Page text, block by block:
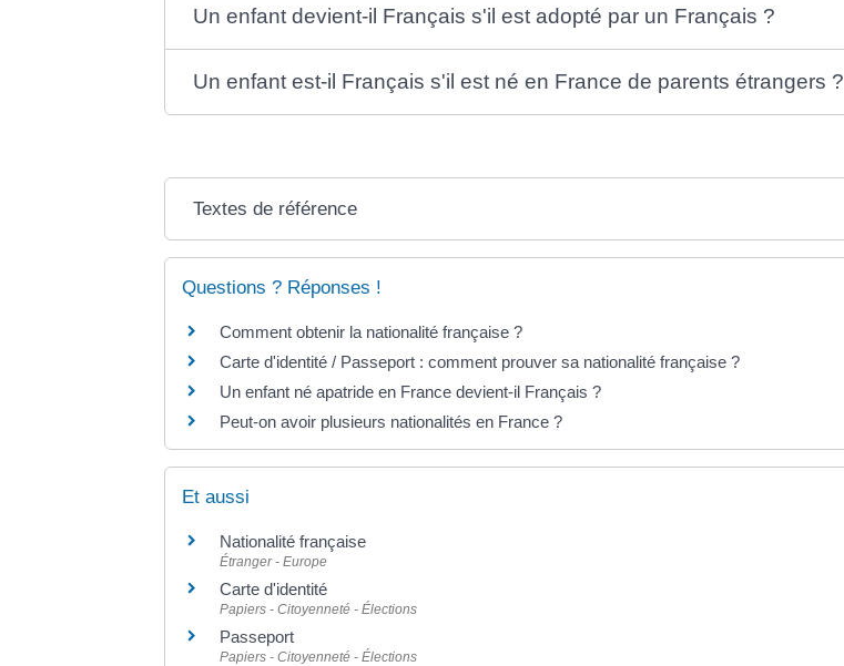
Un enfant devient-il Français s'il est adopté par un Français ?
Un enfant est-il Français s'il est né en France de parents étrangers ?
Textes de référence
Questions ? Réponses !
Comment obtenir la nationalité française ?
Carte d'identité / Passeport : comment prouver sa nationalité française ?
Un enfant né apatride en France devient-il Français ?
Peut-on avoir plusieurs nationalités en France ?
Et aussi
Nationalité française
Étranger - Europe
Carte d'identité
Papiers - Citoyenneté - Élections
Passeport
Papiers - Citoyenneté - Élections